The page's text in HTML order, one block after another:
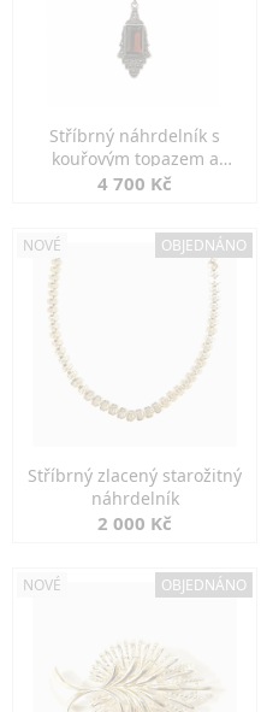
Stříbrný náhrdelník s
kouřovým topazem a
markazity
4 700 Kč
NOVÉ OBJEDNÁNO
Stříbrný zlacený starožitný
náhrdelník
2 000 Kč
NOVÉ OBJEDNÁNO